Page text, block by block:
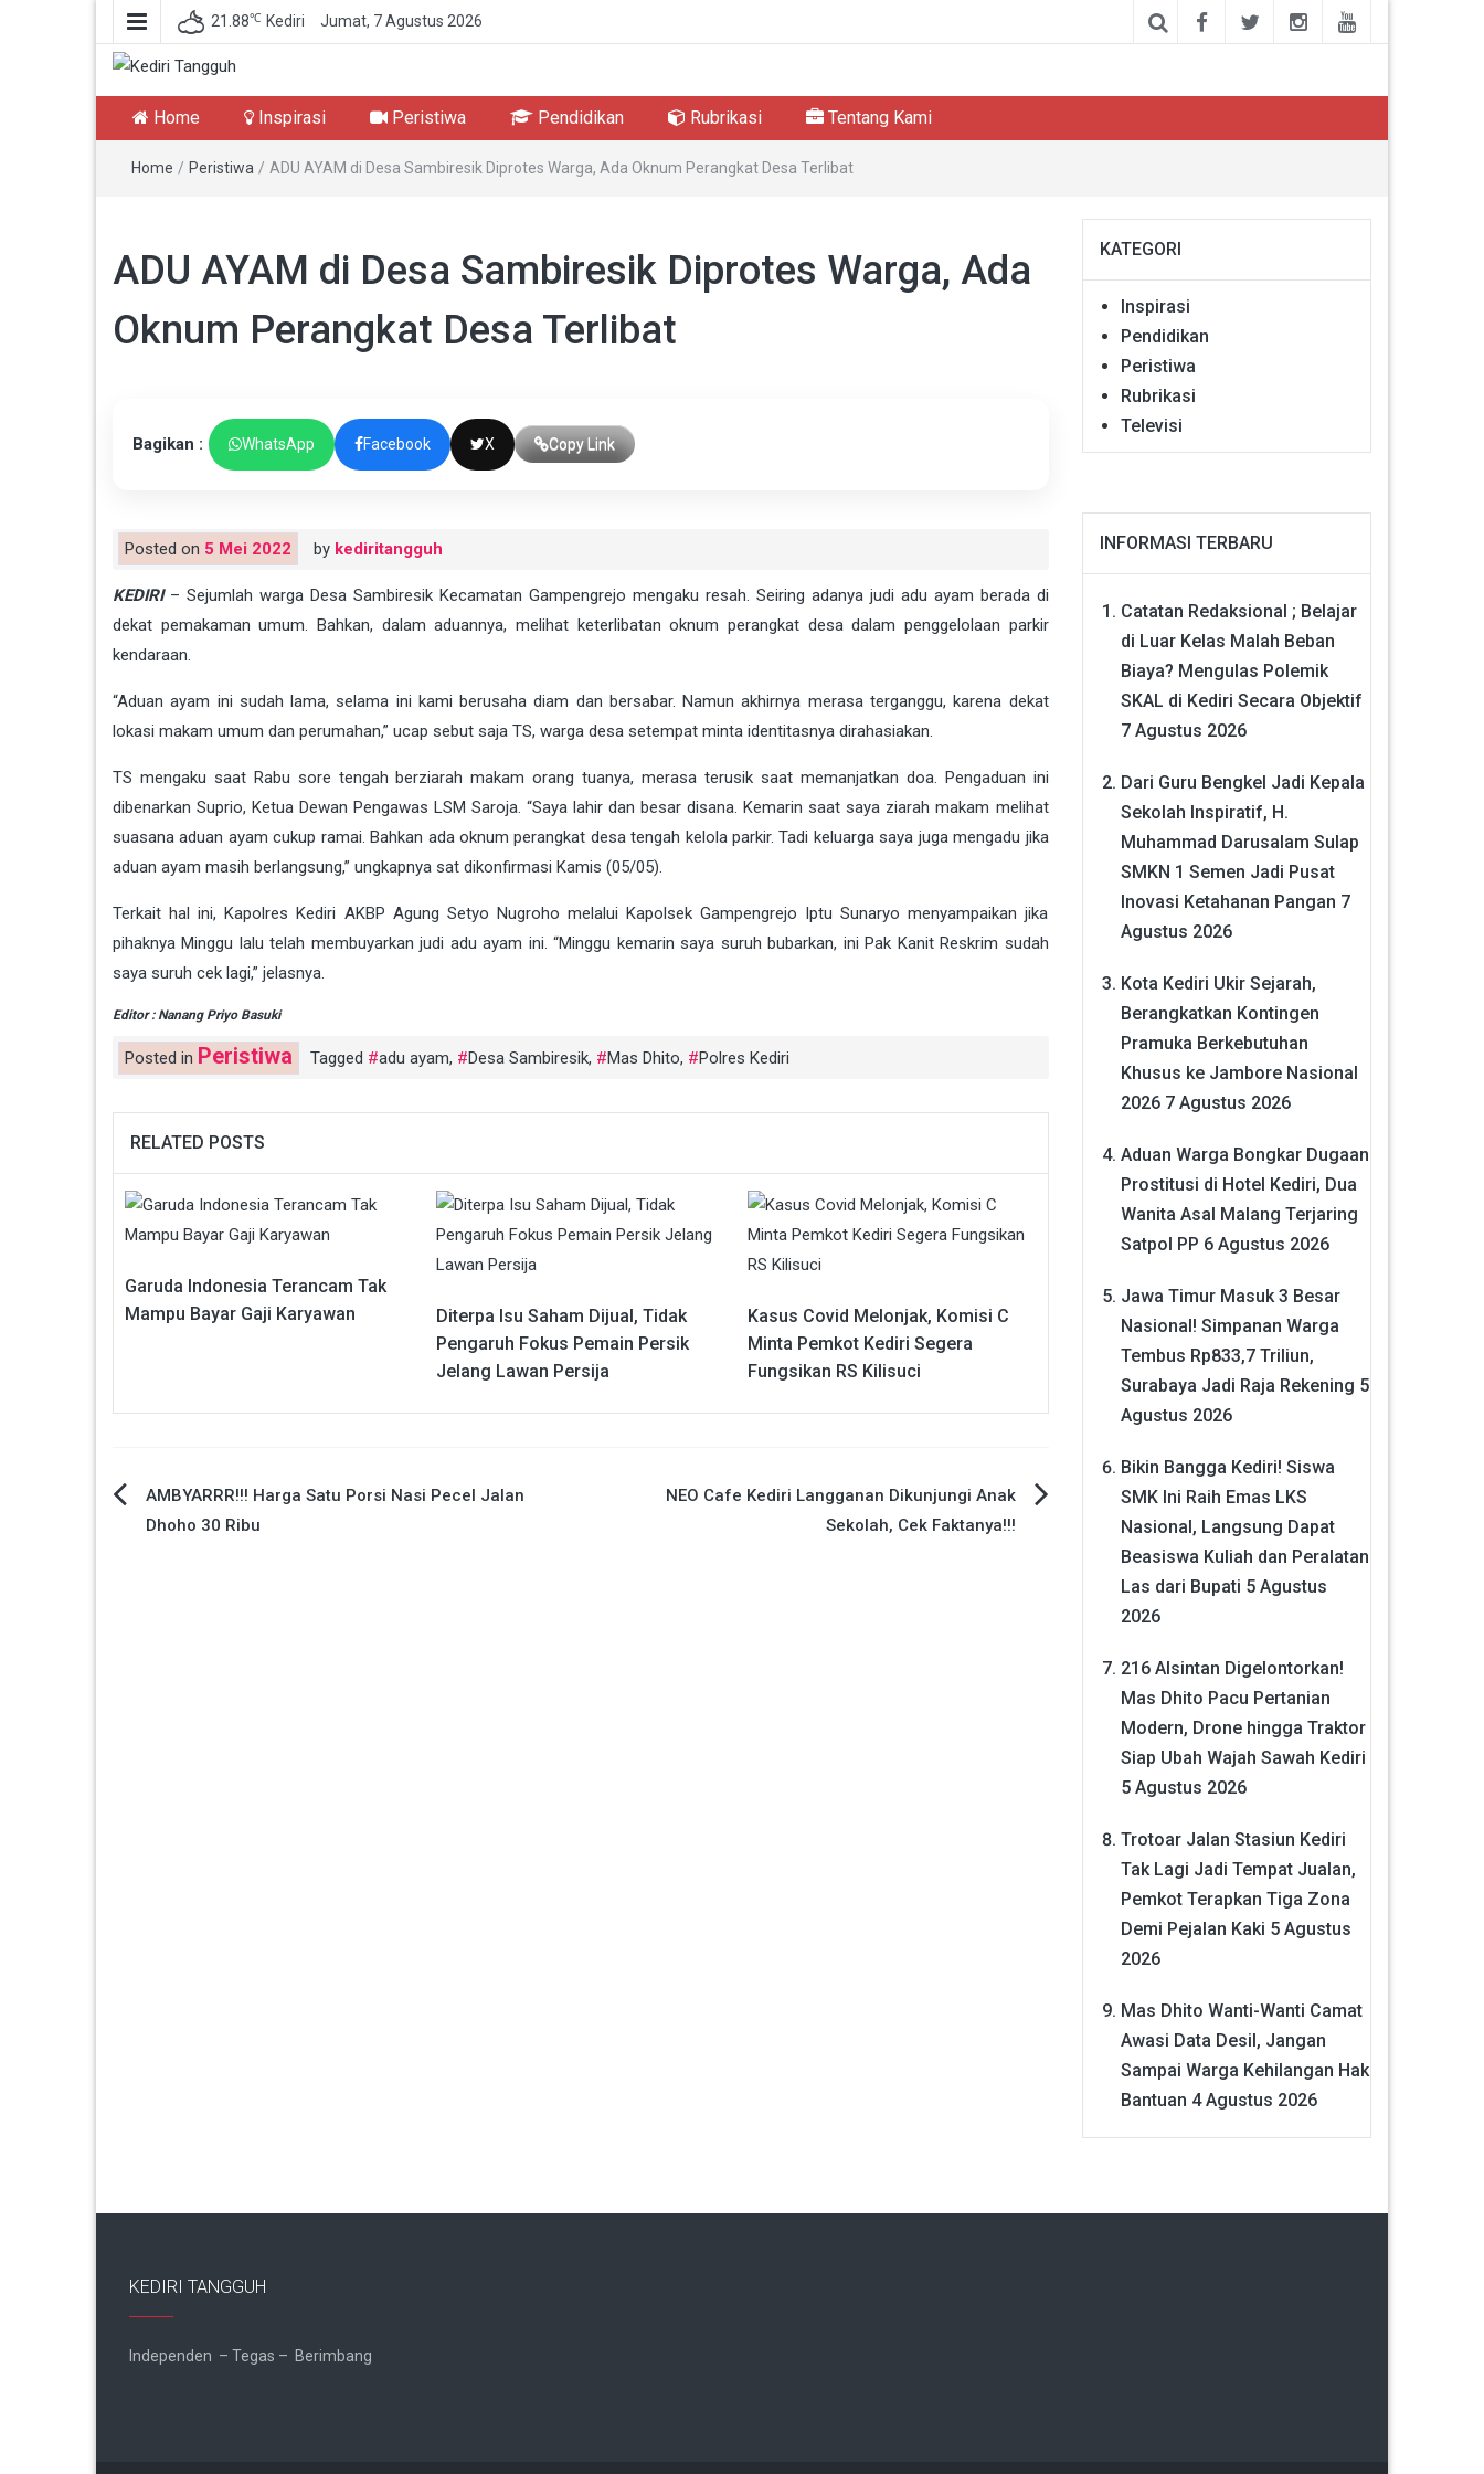
21.88℃ Kediri Jumat, 7 Agustus 2026
Kediri Tangguh
Berita Akurat Terpercaya
Home Inspirasi Peristiwa Pendidikan Rubrikasi Tentang Kami
Home / Peristiwa / ADU AYAM di Desa Sambiresik Diprotes Warga, Ada Oknum Perangkat Desa Terlibat
ADU AYAM di Desa Sambiresik Diprotes Warga, Ada
Oknum Perangkat Desa Terlibat
Bagikan : WhatsApp Facebook X Copy Link
Posted on 5 Mei 2022 by kediritangguh
KEDIRI– Sejumlah warga Desa Sambiresik Kecamatan Gampengrejo mengaku resah. Seiring adanya judi adu ayam berada di
dekat pemakaman umum. Bahkan, dalam aduannya, melihat keterlibatan oknum perangkat desa dalam penggelolaan parkir
kendaraan.
“Aduan ayam ini sudah lama, selama ini kami berusaha diam dan bersabar. Namun akhirnya merasa terganggu, karena dekat
lokasi makam umum dan perumahan,” ucap sebut saja TS, warga desa setempat minta identitasnya dirahasiakan.
TS mengaku saat Rabu sore tengah berziarah makam orang tuanya, merasa terusik saat memanjatkan doa. Pengaduan ini
dibenarkan Suprio, Ketua Dewan Pengawas LSM Saroja. “Saya lahir dan besar disana. Kemarin saat saya ziarah makam melihat
suasana aduan ayam cukup ramai. Bahkan ada oknum perangkat desa tengah kelola parkir. Tadi keluarga saya juga mengadu jika
aduan ayam masih berlangsung,” ungkapnya sat dikonfirmasi Kamis (05/05).
Terkait hal ini, Kapolres Kediri AKBP Agung Setyo Nugroho melalui Kapolsek Gampengrejo Iptu Sunaryo menyampaikan jika
pihaknya Minggu lalu telah membuyarkan judi adu ayam ini. “Minggu kemarin saya suruh bubarkan, ini Pak Kanit Reskrim sudah
saya suruh cek lagi,” jelasnya.
Editor : Nanang Priyo Basuki
Posted in Peristiwa Tagged adu ayam, Desa Sambiresik, Mas Dhito, Polres Kediri
RELATED POSTS
Garuda Indonesia Terancam Tak
Mampu Bayar Gaji Karyawan
Diterpa Isu Saham Dijual, Tidak
Pengaruh Fokus Pemain Persik
Jelang Lawan Persija
Kasus Covid Melonjak, Komisi C
Minta Pemkot Kediri Segera
Fungsikan RS Kilisuci
Navigasi
AMBYARRR!!! Harga Satu Porsi Nasi Pecel Jalan
Dhoho 30 Ribu
NEO Cafe Kediri Langganan Dikunjungi Anak
Sekolah, Cek Faktanya!!!
KATEGORI
Inspirasi
Pendidikan
Peristiwa
Rubrikasi
Televisi
INFORMASI TERBARU
Catatan Redaksional ; Belajar
di Luar Kelas Malah Beban
Biaya? Mengulas Polemik
SKAL di Kediri Secara Objektif
7 Agustus 2026
Dari Guru Bengkel Jadi Kepala
Sekolah Inspiratif, H.
Muhammad Darusalam Sulap
SMKN 1 Semen Jadi Pusat
Inovasi Ketahanan Pangan 7
Agustus 2026
Kota Kediri Ukir Sejarah,
Berangkatkan Kontingen
Pramuka Berkebutuhan
Khusus ke Jambore Nasional
2026 7 Agustus 2026
Aduan Warga Bongkar Dugaan
Prostitusi di Hotel Kediri, Dua
Wanita Asal Malang Terjaring
Satpol PP 6 Agustus 2026
Jawa Timur Masuk 3 Besar
Nasional! Simpanan Warga
Tembus Rp833,7 Triliun,
Surabaya Jadi Raja Rekening 5
Agustus 2026
Bikin Bangga Kediri! Siswa
SMK Ini Raih Emas LKS
Nasional, Langsung Dapat
Beasiswa Kuliah dan Peralatan
Las dari Bupati 5 Agustus
2026
216 Alsintan Digelontorkan!
Mas Dhito Pacu Pertanian
Modern, Drone hingga Traktor
Siap Ubah Wajah Sawah Kediri
5 Agustus 2026
Trotoar Jalan Stasiun Kediri
Tak Lagi Jadi Tempat Jualan,
Pemkot Terapkan Tiga Zona
Demi Pejalan Kaki 5 Agustus
2026
Mas Dhito Wanti-Wanti Camat
Awasi Data Desil, Jangan
Sampai Warga Kehilangan Hak
Bantuan 4 Agustus 2026
KEDIRI TANGGUH
Independen – Tegas – Berimbang